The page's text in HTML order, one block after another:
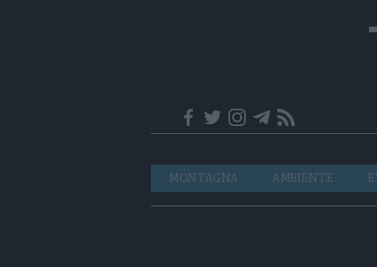
Navigazione
principale
MONTAGNA AMBIENTE